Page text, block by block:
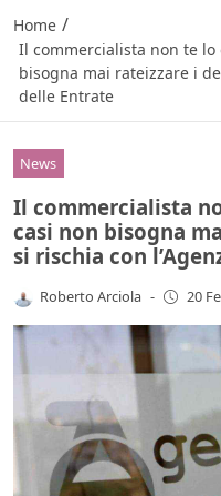
Home /
Il commercialista non te
bisogna mai rateizzare i
delle Entrate
News
Il commercialista
casi non bisogna
si rischia con
Roberto Arciola - 20